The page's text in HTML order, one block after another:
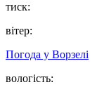
тиск:
вітер:
Погода у Ворзелі
вологість: